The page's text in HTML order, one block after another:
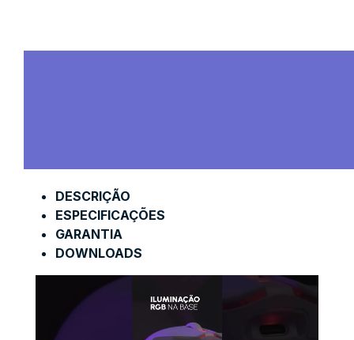
DESCRIÇÃO
ESPECIFICAÇÕES
GARANTIA
DOWNLOADS